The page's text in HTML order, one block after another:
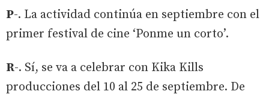
P-. La actividad continúa en septiembre con el
primer festival de cine ‘Ponme un corto’.
R-. Sí, se va a celebrar con Kika Kills
producciones del 10 al 25 de septiembre. De